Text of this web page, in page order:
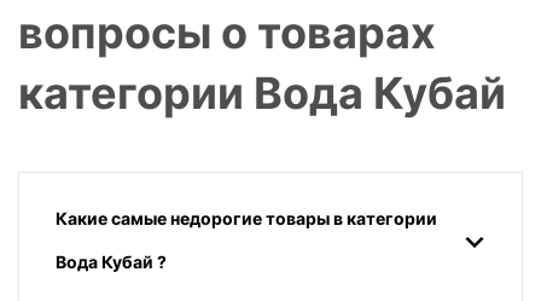
вопросы о товарах
категории Вода Кубай
Какие самые недорогие товары в категории
Вода Кубай ?